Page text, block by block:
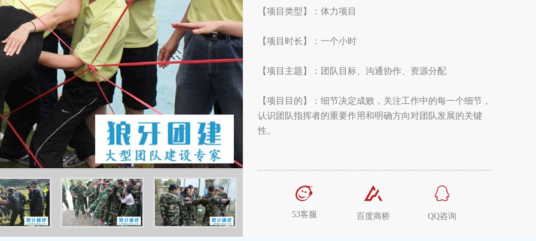
【项目类型】：体力项目
【项目时长】：一个小时
【项目主题】：团队目标、沟通协作、资源分配
【项目目的】：细节决定成败，关注工作中的每一个细节，
认识团队指挥者的重要作用和明确方向对团队发展的关键
性。
53客服 百度商桥 QQ咨询